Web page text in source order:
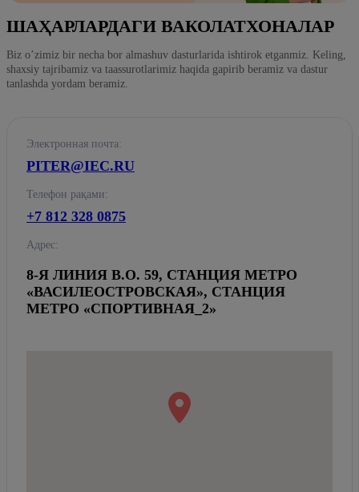
ШАҲАРЛАРДАГИ ВАКОЛАТХОНАЛАР
Biz o’zimiz bir necha bor almashuv dasturlarida ishtirok etganmiz. Keling,
shaxsiy tajribamiz va taassurotlarimiz haqida gapirib beramiz va dastur
tanlashda yordam beramiz.
Электронная почта:
PITER@IEC.RU
Телефон рақами:
+7 812 328 0875
Адрес:
8-Я ЛИНИЯ В.О. 59, СТАНЦИЯ МЕТРО
«ВАСИЛЕОСТРОВСКАЯ», СТАНЦИЯ
МЕТРО «СПОРТИВНАЯ_2»